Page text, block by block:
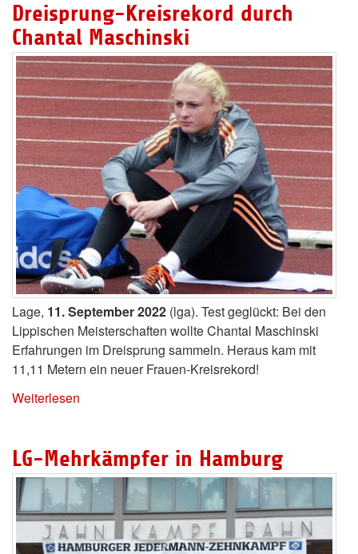
Dreisprung-Kreisrekord durch
Chantal Maschinski
Lage, 11. September 2022 (lga). Test geglückt: Bei den
Lippischen Meisterschaften wollte Chantal Maschinski
Erfahrungen im Dreisprung sammeln. Heraus kam mit
11,11 Metern ein neuer Frauen-Kreisrekord!
Weiterlesen
LG-Mehrkämpfer in Hamburg